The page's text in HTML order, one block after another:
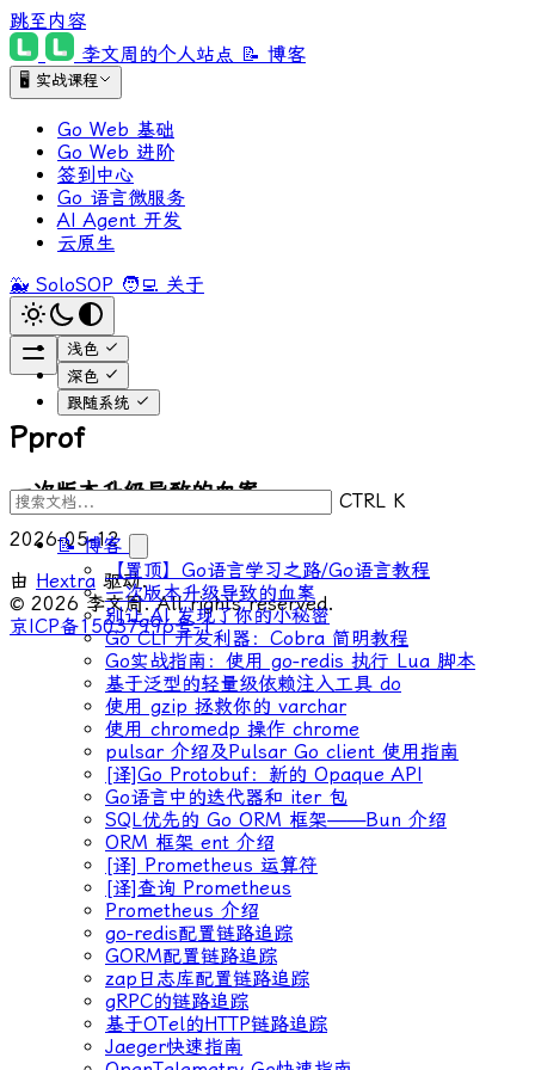
跳至内容
李文周的个人站点 📝 博客
🖥 实战课程
Go Web 基础
Go Web 进阶
签到中心
Go 语言微服务
AI Agent 开发
云原生
🐳 SoloSOP 🧑‍💻 关于
浅色
深色
跟随系统
CTRL K
📝 博客
【置顶】Go语言学习之路/Go语言教程
一次版本升级导致的血案
别让 AI 发现了你的小秘密
Go CLI 开发利器：Cobra 简明教程
Go实战指南：使用 go-redis 执行 Lua 脚本
基于泛型的轻量级依赖注入工具 do
使用 gzip 拯救你的 varchar
使用 chromedp 操作 chrome
pulsar 介绍及Pulsar Go client 使用指南
[译]Go Protobuf：新的 Opaque API
Go语言中的迭代器和 iter 包
SQL优先的 Go ORM 框架——Bun 介绍
ORM 框架 ent 介绍
[译] Prometheus 运算符
[译]查询 Prometheus
Prometheus 介绍
go-redis配置链路追踪
GORM配置链路追踪
zap日志库配置链路追踪
gRPC的链路追踪
基于OTel的HTTP链路追踪
Jaeger快速指南
Pprof
一次版本升级导致的血案
2026-05-12
由 Hextra 驱动.
© 2026 李文周. All rights reserved.
京ICP备15037996号-1